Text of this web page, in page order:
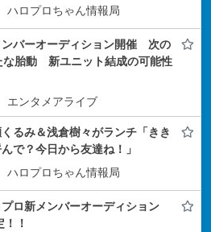
ハロプロちゃん情報局
ンバーオーディション開催 次の
な胎動 新ユニット結成の可能性
エンタメアライブ
くるみ＆浅倉樹々がランチ「きき
で？今日から友達ね！」
ハロプロちゃん情報局
プロ新メンバーオーディション
！